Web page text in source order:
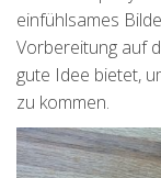
einfühlsames
Vorbereitung auf
gute Idee bietet,
zu kommen.